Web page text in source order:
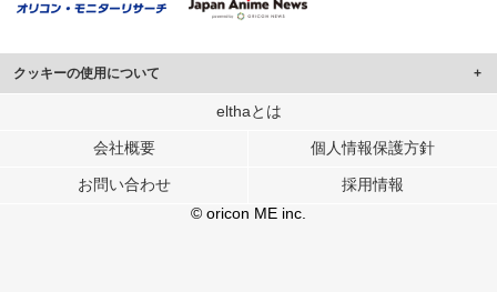
クッキーの使用について
このサイトでは Cookie を使用して、ユーザーに合わせたコンテンツや広告の
行っています。
メディアや広告配信、データ解析の各パートナーに提供しています。
各パートナーは、この情報とユーザーが各パートナーに提供した他の情報や、
ユーザーが各パートナーのサービスを使用したときに収集した他の情報を組み
elthaとは
会社概要 個人情報保護方針
お問い合わせ
採用情報
© oricon ME inc.